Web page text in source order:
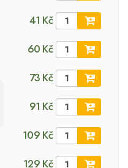
41 Kč
60 Kč
73 Kč
91 Kč
109 Kč
129 Kč